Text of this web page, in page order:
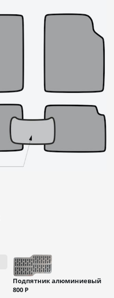
Подпятник алюминиевый
800 Р